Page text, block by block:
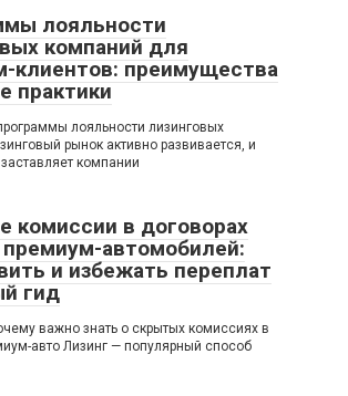
лояльности
компаний для
клиентов: преимущества
практики
лояльности лизинговых
рынок активно развивается, и
компании
комиссии в договорах
премиум-автомобилей:
и избежать переплат
гид
важно знать о скрытых комиссиях в
авто Лизинг — популярный способ